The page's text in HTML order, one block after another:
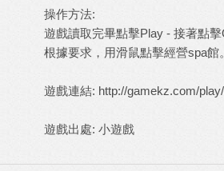
操作方法:
遊戲讀取完畢點擊Play - 接著點
根據要求，用滑鼠點擊經營spa館。
遊戲連結: http://gamekz.com/
遊戲出處: 小遊戲